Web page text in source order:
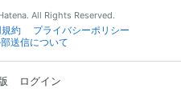
All Rights Reserved.
約
プライバシーポリシー
送信について
ログイン